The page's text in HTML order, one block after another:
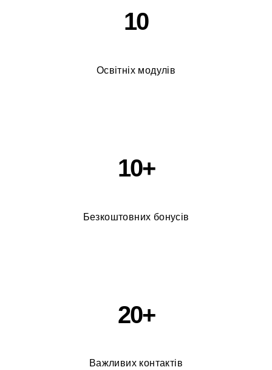
10
Освітніх модулів
10+
Безкоштовних бонусів
20+
Важливих контактів